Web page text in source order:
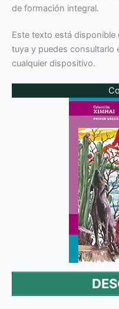
de formación integral.
Este texto está disponible
tuya y puedes consultarlo
cualquier dispositivo.